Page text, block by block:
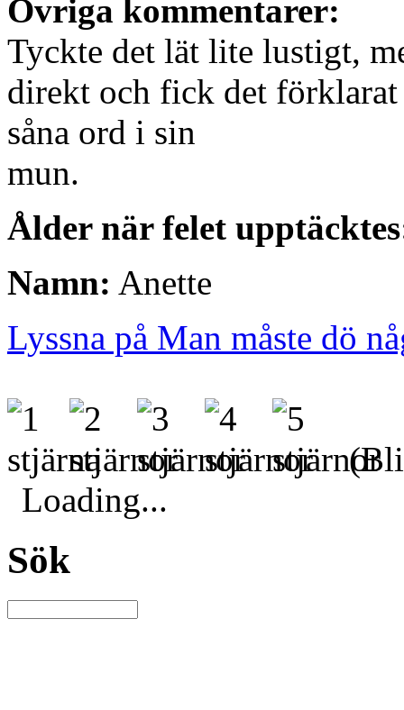
Övriga kommentarer:
Tyckte det lät lite lustigt,
direkt och fick det
såna ord i sin
mun.
Ålder när felet
Namn: Anette
Lyssna på Man måste dö
(Bli
Loading...
Sök